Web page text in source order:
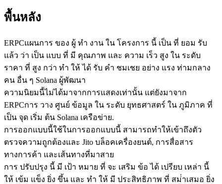
พื้นหลัง
ERPCแผนการ ของ ผู้ ทํา งาน ใน โครงการ นี้ เป็น ที่ ยอม รับ
แล้ว ว่า เป็น แบบ ที่ มี คุณภาพ และ ความ เร็ว สูง ใน ระดับ
ราคา ที่ สูง กว่า ทํา ให้ ได้ รับ คํา ชมเชย อย่าง แรง ท่ามกลาง
คน อื่น ๆ Solana ผู้พัฒนา
ความนิยมนี้ไม่ได้มาจากการแสดงเท่านั้น แต่ยังมาจาก
ERPCการ วาง ศูนย์ ข้อมูล ใน ระดับ ยุทธศาสตร์ ใน ภูมิภาค ที่
เป็น จุด เริ่ม ต้น Solana เครือข่าย.
การออกแบบนี้ใช้ในการออกแบบนี้ สามารถทําให้เข้าถึงตัว
ตรวจความถูกต้องและ Jito บล็อคเครื่องยนต์, การสื่อสาร
ทางการค้า และเส้นทางที่มาสาย
การ ปรับปรุง นี้ มี เป้า หมาย ที่ จะ เสริม ข้อ ได้ เปรียบ เหล่า นี้
ให้ เข้ม แข็ง ยิ่ง ขึ้น และ ทํา ให้ มี ประสิทธิภาพ ที่ สม่ําเสมอ ยิ่ง